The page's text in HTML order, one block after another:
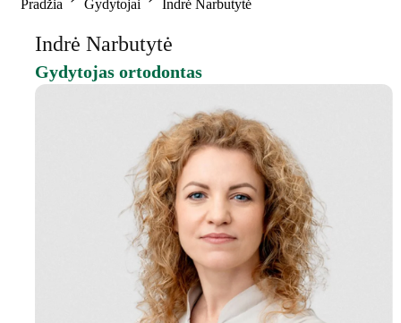
Pradžia Gydytojai Indrė Narbutytė
Indrė Narbutytė
Gydytojas ortodontas